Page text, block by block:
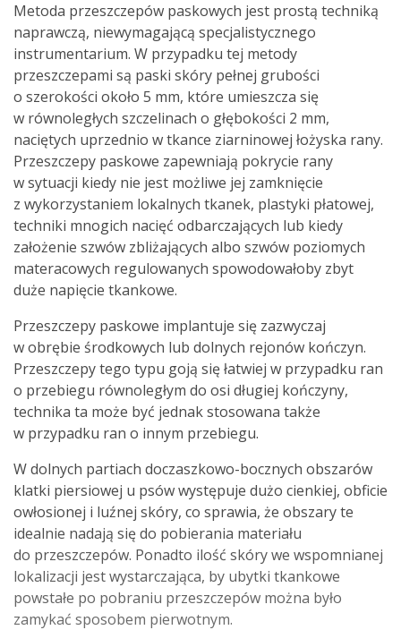
Metoda przeszczepów paskowych jest prostą techniką
naprawczą, niewymagającą specjalistycznego
instrumentarium. W przypadku tej metody
przeszczepami są paski skóry pełnej grubości
o szerokości około 5 mm, które umieszcza się
w równoległych szczelinach o głębokości 2 mm,
naciętych uprzednio w tkance ziarninowej łożyska rany.
Przeszczepy paskowe zapewniają pokrycie rany
w sytuacji kiedy nie jest możliwe jej zamknięcie
z wykorzystaniem lokalnych tkanek, plastyki płatowej,
techniki mnogich nacięć odbarczających lub kiedy
założenie szwów zbliżających albo szwów poziomych
materacowych regulowanych spowodowałoby zbyt
duże napięcie tkankowe.
Przeszczepy paskowe implantuje się zazwyczaj
w obrębie środkowych lub dolnych rejonów kończyn.
Przeszczepy tego typu goją się łatwiej w przypadku ran
o przebiegu równoległym do osi długiej kończyny,
technika ta może być jednak stosowana także
w przypadku ran o innym przebiegu.
W dolnych partiach doczaszkowo-bocznych obszarów
klatki piersiowej u psów występuje dużo cienkiej, obficie
owłosionej i luźnej skóry, co sprawia, że obszary te
idealnie nadają się do pobierania materiału
do przeszczepów. Ponadto ilość skóry we wspomnianej
lokalizacji jest wystarczająca, by ubytki tkankowe
powstałe po pobraniu przeszczepów można było
zamykać sposobem pierwotnym.